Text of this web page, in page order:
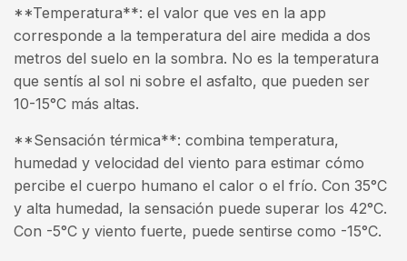
**Temperatura**: el valor que ves en la app
corresponde a la temperatura del aire medida a dos
metros del suelo en la sombra. No es la temperatura
que sentís al sol ni sobre el asfalto, que pueden ser
10-15°C más altas.
**Sensación térmica**: combina temperatura,
humedad y velocidad del viento para estimar cómo
percibe el cuerpo humano el calor o el frío. Con 35°C
y alta humedad, la sensación puede superar los 42°C.
Con -5°C y viento fuerte, puede sentirse como -15°C.